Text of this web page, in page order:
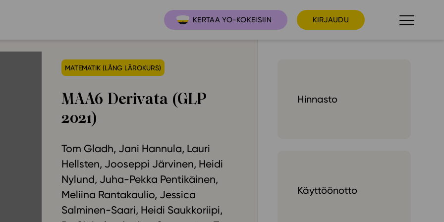
KERTAA YO-KOKEISIIN KIRJAUDU
Lukio
LOPS 2021
GLP 2021
Oppimateriaalit
Hinnasto
Lukion pakettilisenssi
Käyttöönotto
Bruksanvisning
Ominaisuudet
Yhteisö
Suosittelut
Ohjekeskus
Ohjevideot
MATEMATIK (LÅNG LÄROKURS)
MAA6 Derivata (GLP
2021)
Tom Gladh Jani Hannula Lauri
Hellsten Jooseppi Järvinen Heidi
Nylund Juha-Pekka Pentikäinen
Meliina Rantakaulio Jessica
Salminen-Saari Heidi Saukkoriipi
Hinnasto
Käyttöönotto